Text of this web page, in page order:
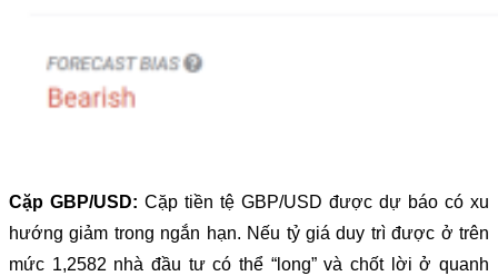
Cặp GBP/USD: Cặp tiền tệ GBP/USD được dự báo có xu
hướng giảm trong ngắn hạn. Nếu tỷ giá duy trì được ở trên
mức 1,2582 nhà đầu tư có thể “long” và chốt lời ở quanh